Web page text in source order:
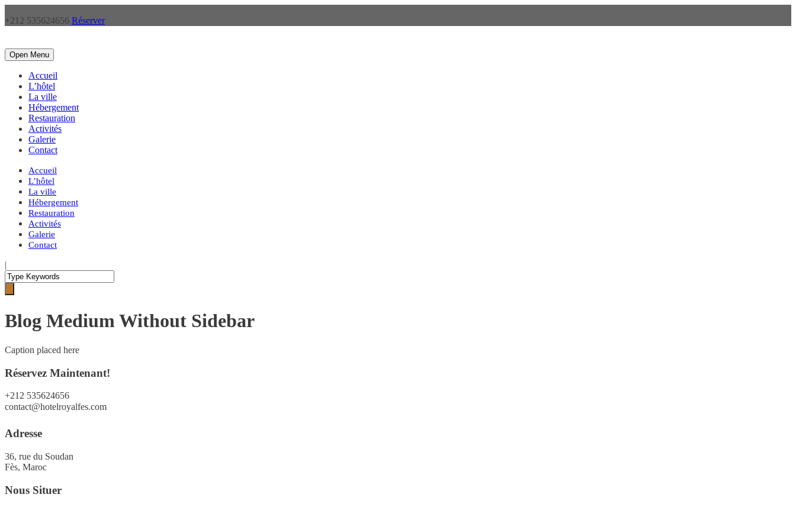
+212 535624656 Réserver
Open Menu
Accueil
L’hôtel
La ville
Hébergement
Restauration
Activités
Galerie
Contact
Accueil
L’hôtel
La ville
Hébergement
Restauration
Activités
Galerie
Contact
|
Blog Medium Without Sidebar
Caption placed here
Réservez Maintenant!
+212 535624656
contact@hotelroyalfes.com
Adresse
36, rue du Soudan
Fès, Maroc
Nous Situer